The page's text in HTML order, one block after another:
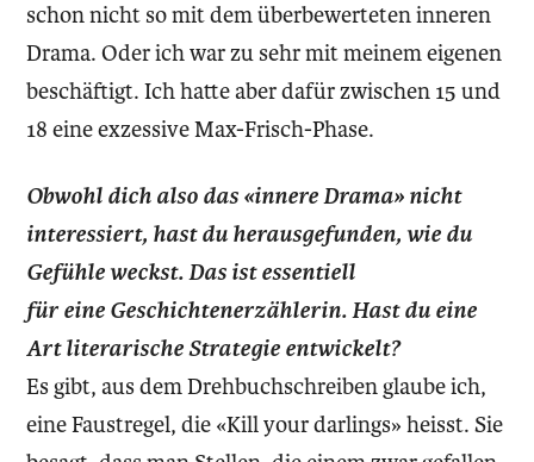
schon nicht so mit dem überbewerteten inneren
Drama. Oder ich war zu sehr mit meinem eigenen
beschäftigt. Ich hatte aber dafür zwischen 15 und
18 eine exzessive Max-Frisch-Phase.
Obwohl dich also das «innere Drama» nicht
interessiert, hast du herausgefunden, wie du
Gefühle weckst. Das ist essentiell
für eine Geschichtenerzählerin. Hast du eine
Art literarische Strategie entwickelt?
Es gibt, aus dem Drehbuchschreiben glaube ich,
eine Faustregel, die «Kill your darlings» heisst. Sie